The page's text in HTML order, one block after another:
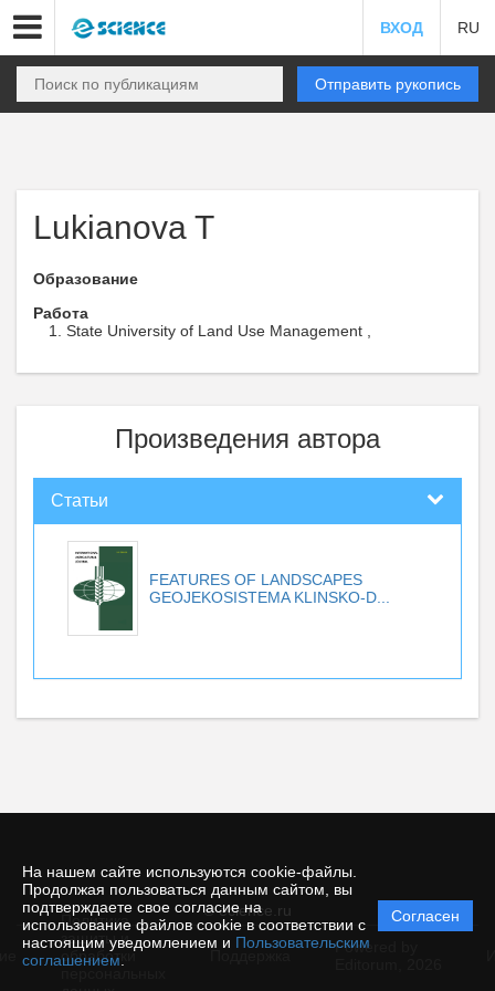
На нашем сайте используются cookie-файлы.
Продолжая пользоваться данным сайтом, вы
подтверждаете свое согласие на
использование файлов cookie в соответствии с
настоящим уведомлением и Пользовательским
соглашением
Согласен
ВХОД RU
Отправить рукопись
Lukianova T
Образование
Работа
State University of Land Use Management ,
Произведения автора
Статьи
FEATURES OF LANDSCAPES
GEOJEKOSISTEMA KLINSKO-D...
© ecience.ru
Политика
защиты и
обработки
Powered by